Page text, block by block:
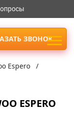
ЗВОНОК
Espero /
ESPERO